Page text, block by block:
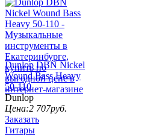
Dunlop DBN Nickel
Wound Bass Heavy
50-110
Dunlop
Цена:2 707руб.
Заказать
Гитары